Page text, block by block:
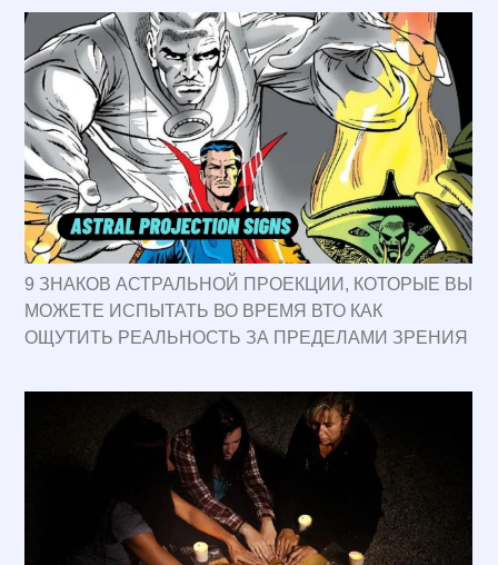
9 ЗНАКОВ АСТРАЛЬНОЙ ПРОЕКЦИИ, КОТОРЫЕ ВЫ
МОЖЕТЕ ИСПЫТАТЬ ВО ВРЕМЯ ВТО КАК
ОЩУТИТЬ РЕАЛЬНОСТЬ ЗА ПРЕДЕЛАМИ ЗРЕНИЯ